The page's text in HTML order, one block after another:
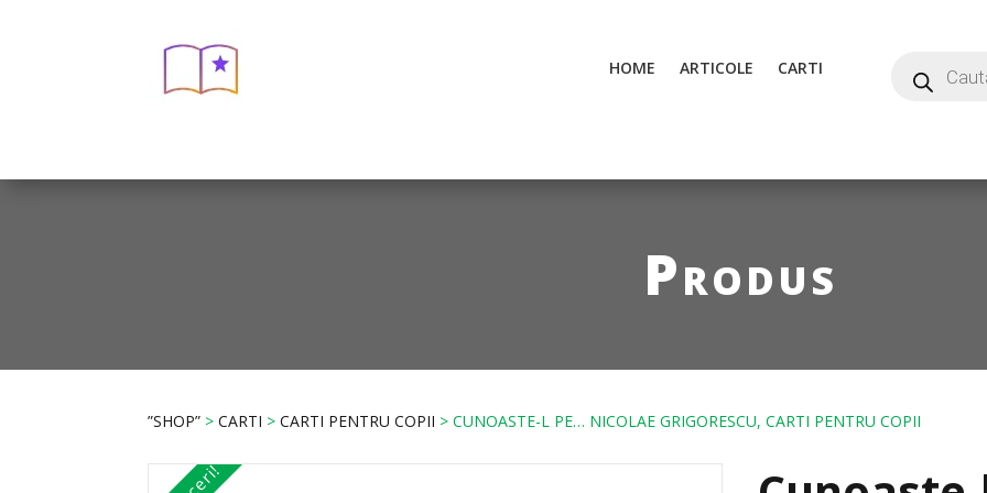
HOME ARTICOLE CARTI
Produs
”SHOP” >CARTI >CARTI PENTRU COPII > CUNOASTE-L PE… NICOLAE GRIGORESCU, CARTI PENTRU COPII